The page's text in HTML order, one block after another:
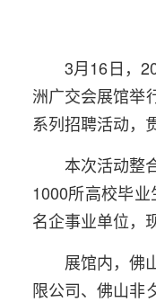
3月16日，
洲广交会展馆举
系列招聘活动，
本次活动整
1000所高校毕
名企事业单位，
展馆内，佛
限公司、佛山非